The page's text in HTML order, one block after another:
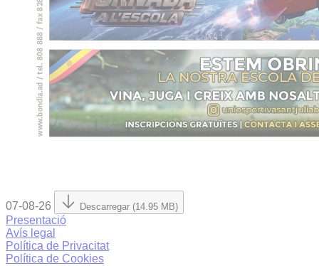
07-08-26 Descarregar (14.95 MB)
Presentació
Avís legal
Política de Privacitat
Política de Cookies